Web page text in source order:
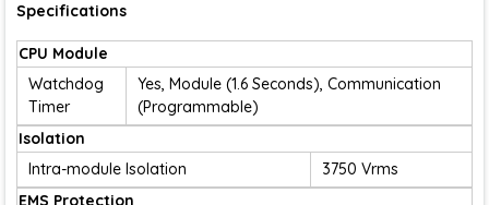
Specifications
CPU Module
Watchdog
Timer
Yes, Module (1.6 Seconds), Communication
(Programmable)
Isolation
Intra-module Isolation
3750 Vrms
EMS Protection